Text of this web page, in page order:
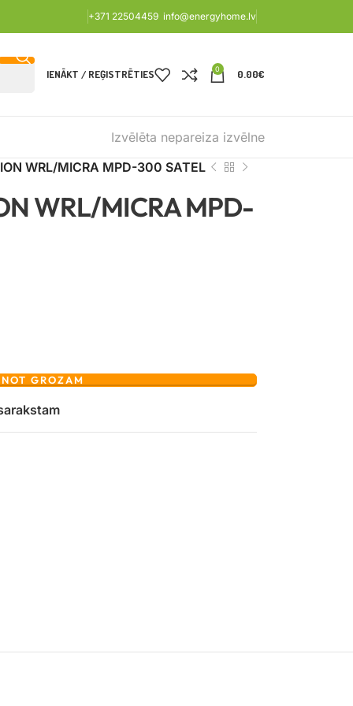
+371 22504459 info@energyhome.lv
IENĀKT / REĢISTRĒTIES 0 0.00€
Izvēlēta nepareiza izvēlne
WRL/MICRA MPD-300 SATEL
WRL/MICRA MPD-
GROZAM